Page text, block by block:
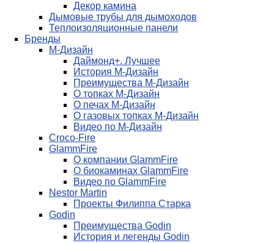
Декор камина
Дымовые трубы для дымоходов
Теплоизоляционные панели
Бренды
М-Дизайн
Даймонд+. Лучшее
История М-Дизайн
Преимущества М-Дизайн
О топках М-Дизайн
О печах М-Дизайн
О газовых топках М-Дизайн
Видео по М-Дизайн
Croco-Fire
GlammFire
О компании GlammFire
О биокаминах GlammFire
Видео по GlammFire
Nestor Martin
Проекты Филиппа Старка
Godin
Преимущества Godin
История и легенды Godin